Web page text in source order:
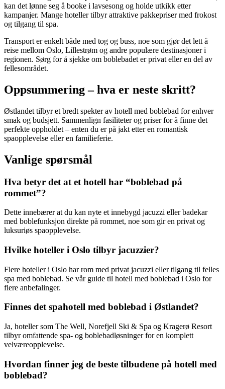
kan det lønne seg å booke i lavsesong og holde utkikk etter
kampanjer. Mange hoteller tilbyr attraktive pakkepriser med frokost
og tilgang til spa.
Transport er enkelt både med tog og buss, noe som gjør det lett å
reise mellom Oslo, Lillestrøm og andre populære destinasjoner i
regionen. Sørg for å sjekke om boblebadet er privat eller en del av
fellesområdet.
Oppsummering – hva er neste skritt?
Østlandet tilbyr et bredt spekter av hotell med boblebad for enhver
smak og budsjett. Sammenlign fasiliteter og priser for å finne det
perfekte oppholdet – enten du er på jakt etter en romantisk
spaopplevelse eller en familieferie.
Vanlige spørsmål
Hva betyr det at et hotell har “boblebad på
rommet”?
Dette innebærer at du kan nyte et innebygd jacuzzi eller badekar
med boblefunksjon direkte på rommet, noe som gir en privat og
luksuriøs spaopplevelse.
Hvilke hoteller i Oslo tilbyr jacuzzier?
Flere hoteller i Oslo har rom med privat jacuzzi eller tilgang til felles
spa med boblebad. Se vår guide til hotell med boblebad i Oslo for
flere anbefalinger.
Finnes det spahotell med boblebad i Østlandet?
Ja, hoteller som The Well, Norefjell Ski & Spa og Kragerø Resort
tilbyr omfattende spa- og boblebadløsninger for en komplett
velværeopplevelse.
Hvordan finner jeg de beste tilbudene på hotell med
boblebad?